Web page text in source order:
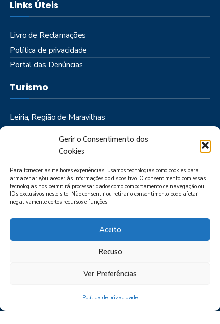
Gerir o Consentimento dos
Cookies
Para fornecer as melhores experiências, usamos tecnologias como cookies para
armazenar e/ou aceder às informações do dispositivo. O consentimento com essas
tecnologias nos permitirá processar dados como comportamento de navegação ou
IDs exclusivos neste site. Não consentir ou retirar o consentimento pode afetar
negativamente certos recursos e funções.
Aceito
Recuso
Ver Preferências
Política de privacidade
Links Úteis
Livro de Reclamações
Política de privacidade
Portal das Denúncias
Turismo
Leiria, Região de Maravilhas
Roteiros
POLÍTICA DE PRIVACIDADE
DAS DENÚNCIAS